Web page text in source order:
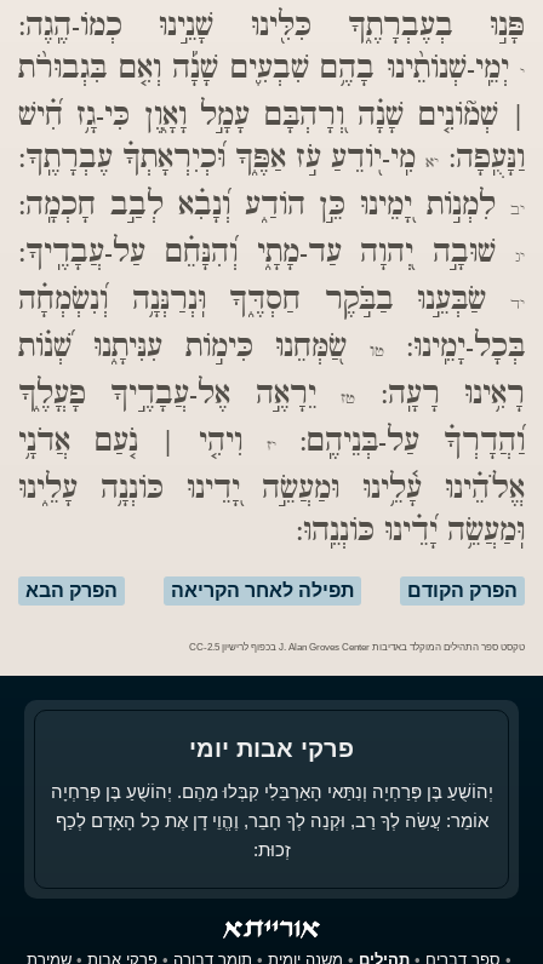
פָּנ֣וּ בְעֶבְרָתֶ֑ךָ כִּלִּ֖ינוּ שָׁנֵ֣ינוּ כְמוֹ-הֶֽגֶה:
י יְמֵֽי-שְׁנוֹתֵ֨ינוּ בָהֶ֥ם שִׁבְעִ֪ים שָׁנָ֡ה וְאִ֤ם בִּגְבוּרֹ֨ת
| שְׁמ֘וֹנִ֤ים שָׁנָ֗ה וְ֭רָהְבָּם עָמָ֣ל וָאָ֑וֶן כִּי-גָ֥ז חִ֝֗ישׁ
וַנָּעֻֽפָה: יא מִֽי-י֭וֹדֵעַ עֹ֣ז אַפֶּ֑ךָ וּ֝כְיִרְאָתְךָ֗ עֶבְרָתֶֽךָ:
יב לִמְנ֣וֹת יָ֭מֵינוּ כֵּ֣ן הוֹדַ֑ע וְ֝נָבִ֗א לְבַ֣ב חָכְמָֽה:
יג שׁוּבָ֣ה יְ֭הוָה עַד-מָתָ֑י וְ֝הִנָּחֵ֗ם עַל-עֲבָדֶֽיךָ:
יד
שַׂבְּעֵ֣נוּ בַבֹּ֣קֶר חַסְדֶּ֑ךָ וּֽנְרַנְּנָ֥ה וְ֝נִשְׂמְחָ֗ה
בְּכָל-יָמֵֽינוּ:טו
שַׂ֭מְּחֵנוּ כִּימ֣וֹת עִנִּיתָ֑נוּ שְׁ֝נ֗וֹת
רָאִ֥ינוּ רָעָֽה:
טזיֵרָאֶ֣ה אֶל-עֲבָדֶ֣יךָ פָעֳלֶ֑ךָ
וַ֝הֲדָרְךָ֗ עַל-בְּנֵיהֶֽם:יז
וִיהִ֤י | נֹ֤עַם אֲדֹנָ֥י
אֱלֹהֵ֗ינוּ עָ֫לֵ֥ינוּ וּמַעֲשֵׂ֣ה יָ֭דֵינוּ כּוֹנְנָ֥ה עָלֵ֑ינוּ
וּֽמַעֲשֵׂ֥ה יָ֝דֵ֗ינוּ כּוֹנְנֵֽהוּ:
הפרק הקודם הפרק הבא תפילה לאחר הקריאה
טקסט ספר התהילים המוקלד באדיבות J. Alan Groves Center בכפוף לרישיון CC-2.5
פרקי אבות יומי
יְהוֹשֻׁעַ בֶּן פְּרַחְיָה וְנִתַּאי הָאַרְבֵּלִי קִבְּלוּ מֵהֶם. יְהוֹשֻׁעַ בֶּן פְּרַחְיָה
אוֹמֵר: עֲשֵׂה לְךָ רַב, וּקְנֵה לְךָ חָבֵר, וֶהֱוֵי דָן אֶת כָל הָאָדָם לְכַף
זְכוּת:
• ספר דברים • תהילים • משנה יומית • תומר דבורה • פרקי אבות • שמירת